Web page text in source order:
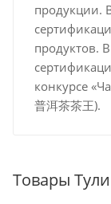
продукции.
продуктов.
конкурсе
普洱茶茶王).
Товары